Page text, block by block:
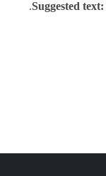
Suggested text: